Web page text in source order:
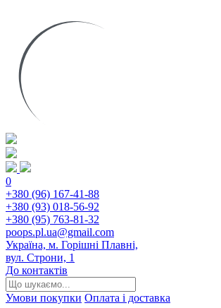
0
+380 (96) 167-41-88
+380 (93) 018-56-92
+380 (95) 763-81-32
poops.pl.ua@gmail.com
Україна, м. Горішні Плавні,
вул. Строни, 1
До контактів
Умови покупки Оплата і доставка